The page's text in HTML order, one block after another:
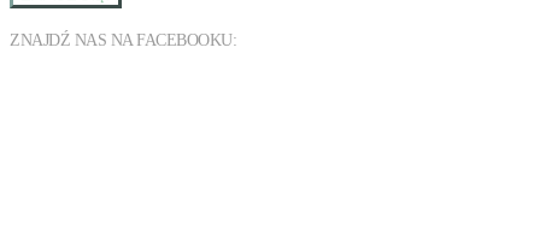
ZNAJDŹ NAS NA FACEBOOKU: